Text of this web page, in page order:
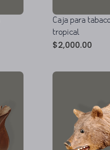
Caja para
tropical
$2,000.00